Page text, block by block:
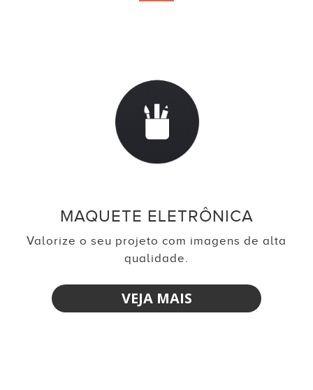
MAQUETE ELETRÔNICA
Valorize o seu projeto com imagens de alta
qualidade.
VEJA MAIS